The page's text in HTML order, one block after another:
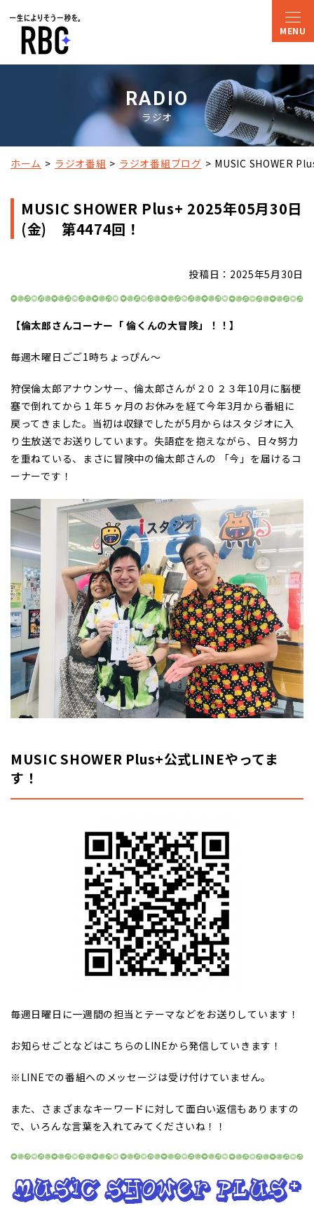
RADIO
ラジオ
ホーム ラジオ番組 ラジオ番組ブログ MUSIC SHOWER
MUSIC SHOWER Plus+ 2025年05月30日
(金) 第4474回！
投稿日：2025年5月30日
【倫太郎さんコーナー「 倫くんの大冒険」！！】
毎週木曜日ごご1時ちょっぴん～
狩俣倫太郎アナウンサー、倫太郎さんが２０２３年10月に脳梗
塞で倒れてから１年５ヶ月のお休みを経て今年3月から番組に
戻ってきました。当初は収録でしたが5月からはスタジオに入
り生放送でお送りしています。失語症を抱えながら、日々努力
を重ねている、まさに冒険中の倫太郎さんの 「今」を届けるコ
ーナーです！
MUSIC SHOWER Plus+公式LINEやってま
す！
毎週日曜日に一週間の担当とテーマなどをお送りしています！
お知らせごとなどはこちらのLINEから発信していきます！
※LINEでの番組へのメッセージは受け付けていません。
また、さまざまなキーワードに対して面白い返信もありますの
で、いろんな言葉を入れてみてくださいね！！